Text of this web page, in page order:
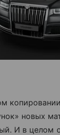
новых
И в целом